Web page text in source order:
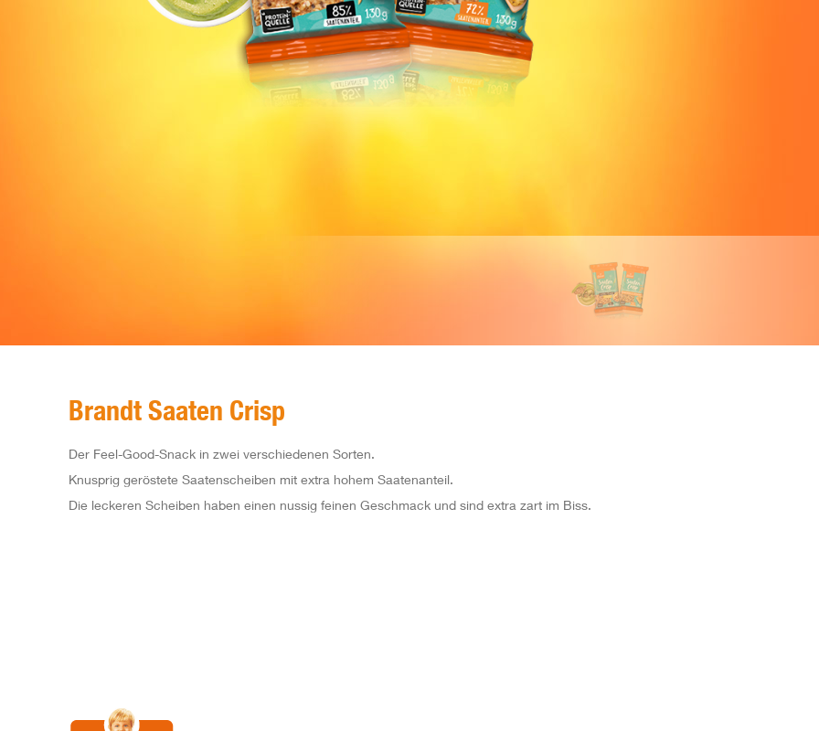
Brandt Saaten Crisp
Der Feel-Good-Snack in zwei verschiedenen Sorten.
Knusprig geröstete Saatenscheiben mit extra hohem Saatenanteil.
Die leckeren Scheiben haben einen nussig feinen Geschmack und sind extra zart im Biss.